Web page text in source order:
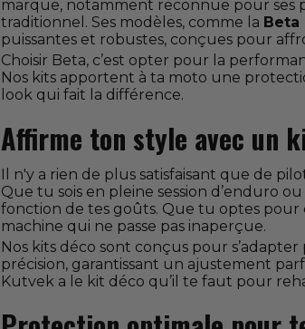
marque, notamment reconnue pour ses
traditionnel. Ses modèles, comme la Beta
puissantes et robustes, conçues pour
Choisir Beta, c’est opter pour la
Nos kits apportent à ta moto une
look qui fait la différence.
Affirme ton style avec un
Il n'y a rien de plus satisfaisant que de
Que tu sois en pleine session d’enduro
fonction de tes goûts. Que tu optes
machine qui ne passe pas inaperçue.
Nos kits déco sont conçus pour
précision, garantissant un ajustement
Kutvek a le kit déco qu’il te faut pour